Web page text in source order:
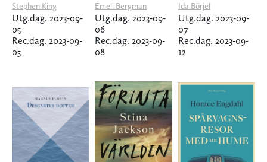
Stephen King
Utg.dag. 2023-09-
05
Rec.dag. 2023-09-
05
Emeli Bergman
Utg.dag. 2023-09-
06
Rec.dag. 2023-09-
08
Ida Börjel
Utg.dag. 2023-09-
07
Rec.dag. 2023-09-
12